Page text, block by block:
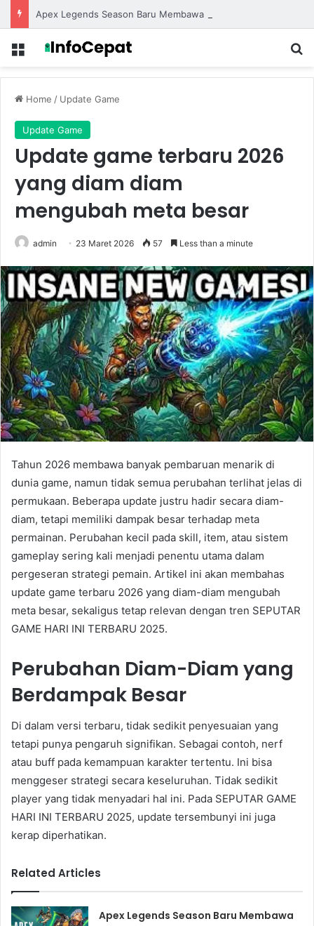
Menu
Home / Update Game
Update Game
Update game terbaru 2026
yang diam diam
mengubah meta besar
admin 23 Maret 2026 57 Less than a minute
Tahun 2026 membawa banyak pembaruan menarik di
dunia game, namun tidak semua perubahan terlihat jelas di
permukaan. Beberapa update justru hadir secara diam-
diam, tetapi memiliki dampak besar terhadap meta
permainan. Perubahan kecil pada skill, item, atau sistem
gameplay sering kali menjadi penentu utama dalam
pergeseran strategi pemain. Artikel ini akan membahas
update game terbaru 2026 yang diam-diam mengubah
meta besar, sekaligus tetap relevan dengan tren SEPUTAR
GAME HARI INI TERBARU 2025.
Perubahan Diam-Diam yang
Berdampak Besar
Di dalam versi terbaru, tidak sedikit penyesuaian yang
tetapi punya pengaruh signifikan. Sebagai contoh, nerf
atau buff pada kemampuan karakter tertentu. Ini bisa
menggeser strategi secara keseluruhan. Tidak sedikit
player yang tidak menyadari hal ini. Pada SEPUTAR GAME
HARI INI TERBARU 2025, update tersembunyi ini juga
kerap diperhatikan.
Related Articles
Apex Legends Season Baru Membawa